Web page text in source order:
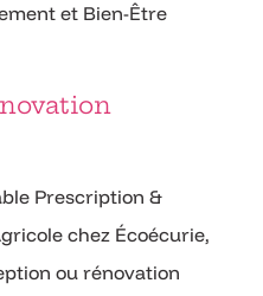
et Bien-Être
Prescription &
chez Écoécurie,
ou rénovation